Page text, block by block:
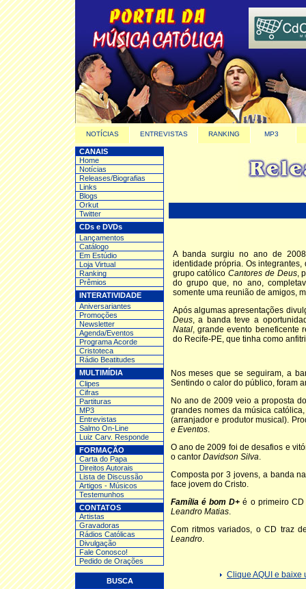
NOTÍCIAS ENTREVISTAS RANKING MP3
CANAIS
Home
Notícias
Releases/Biografias
Links
Blogs
Orkut
Twitter
CDs e DVDs
Lançamentos
Catálogo
Em Estúdio
Loja Virtual
Ranking
Prêmios
INTERATIVIDADE
Aniversariantes
Promoções
Newsletter
Agenda/Eventos
Programa Acorde
Cristoteca
Rádio Beatitudes
MULTIMÍDIA
Clipes
Cifras
Partituras
MP3
Entrevistas
Salmo On-Line
Luiz Carv. Responde
FORMAÇÃO
Carta do Papa
Direitos Autorais
Lista de Discussão
Artigos - Músicos
Testemunhos
CONTATOS
Artistas
Gravadoras
Rádios Católicas
Divulgação
Fale Conosco!
Pedido de Orações
BUSCA
A banda surgiu no ano de
identidade própria. Os
grupo católicoCantores de Deus,
do grupo que, no ano,
somente uma reunião de amigos,
Após algumas apresentações
Deus, a banda teve a
Natal, grande evento beneficente
do Recife-PE, que tinha como
Nos meses que se seguiram, a
Sentindo o calor do público, foram
No ano de 2009 veio a proposta
grandes nomes da música
(arranjador e produtor musical).
e Eventos.
O ano de 2009 foi de desafios e
o cantor Davidson Silva.
Composta por 3 jovens, a banda
face jovem do Cristo.
Família é bom D+ é o primeiro
Leandro Matias.
Com ritmos variados, o CD traz
Leandro.
Clique AQUI e baixe